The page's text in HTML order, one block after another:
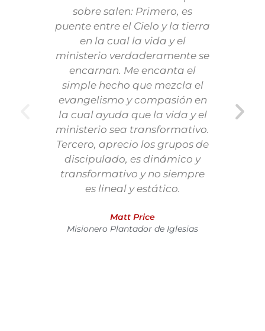
sobre salen: Primero, es
puente entre el Cielo y la tierra
en la cual la vida y el
ministerio verdaderamente se
encarnan. Me encanta el
simple hecho que mezcla el
evangelismo y compasión en
la cual ayuda que la vida y el
ministerio sea transformativo.
Tercero, aprecio los grupos de
discipulado, es dinámico y
transformativo y no siempre
es lineal y estático.
Matt Price
Misionero Plantador de Iglesias